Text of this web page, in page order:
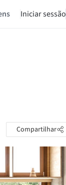
Iniciar sessão
Compartilhar